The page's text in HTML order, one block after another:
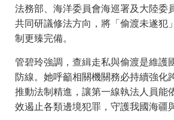
法務部、海洋委員會海巡署及大陸委
共同研議修法方向，將「偷渡未遂犯
制更臻完備。
管碧玲強調，查緝走私與偷渡是維護
防線。她呼籲相關機關務必持續強化
推動法制精進，讓第一線執法人員能
效遏止各類邊境犯罪，守護我國海疆